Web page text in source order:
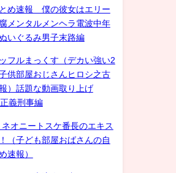
め速報 僕の彼女はエリー
メンタルメンヘラ電波中年
いぐるみ男子末路編
フルまっくす（デカい強い2
供部屋おじさんヒロシ之古
）話題な動画取り上げ
義刑事編
オニートスケ番長のエキス
（子ども部屋おばさんの自
速報）